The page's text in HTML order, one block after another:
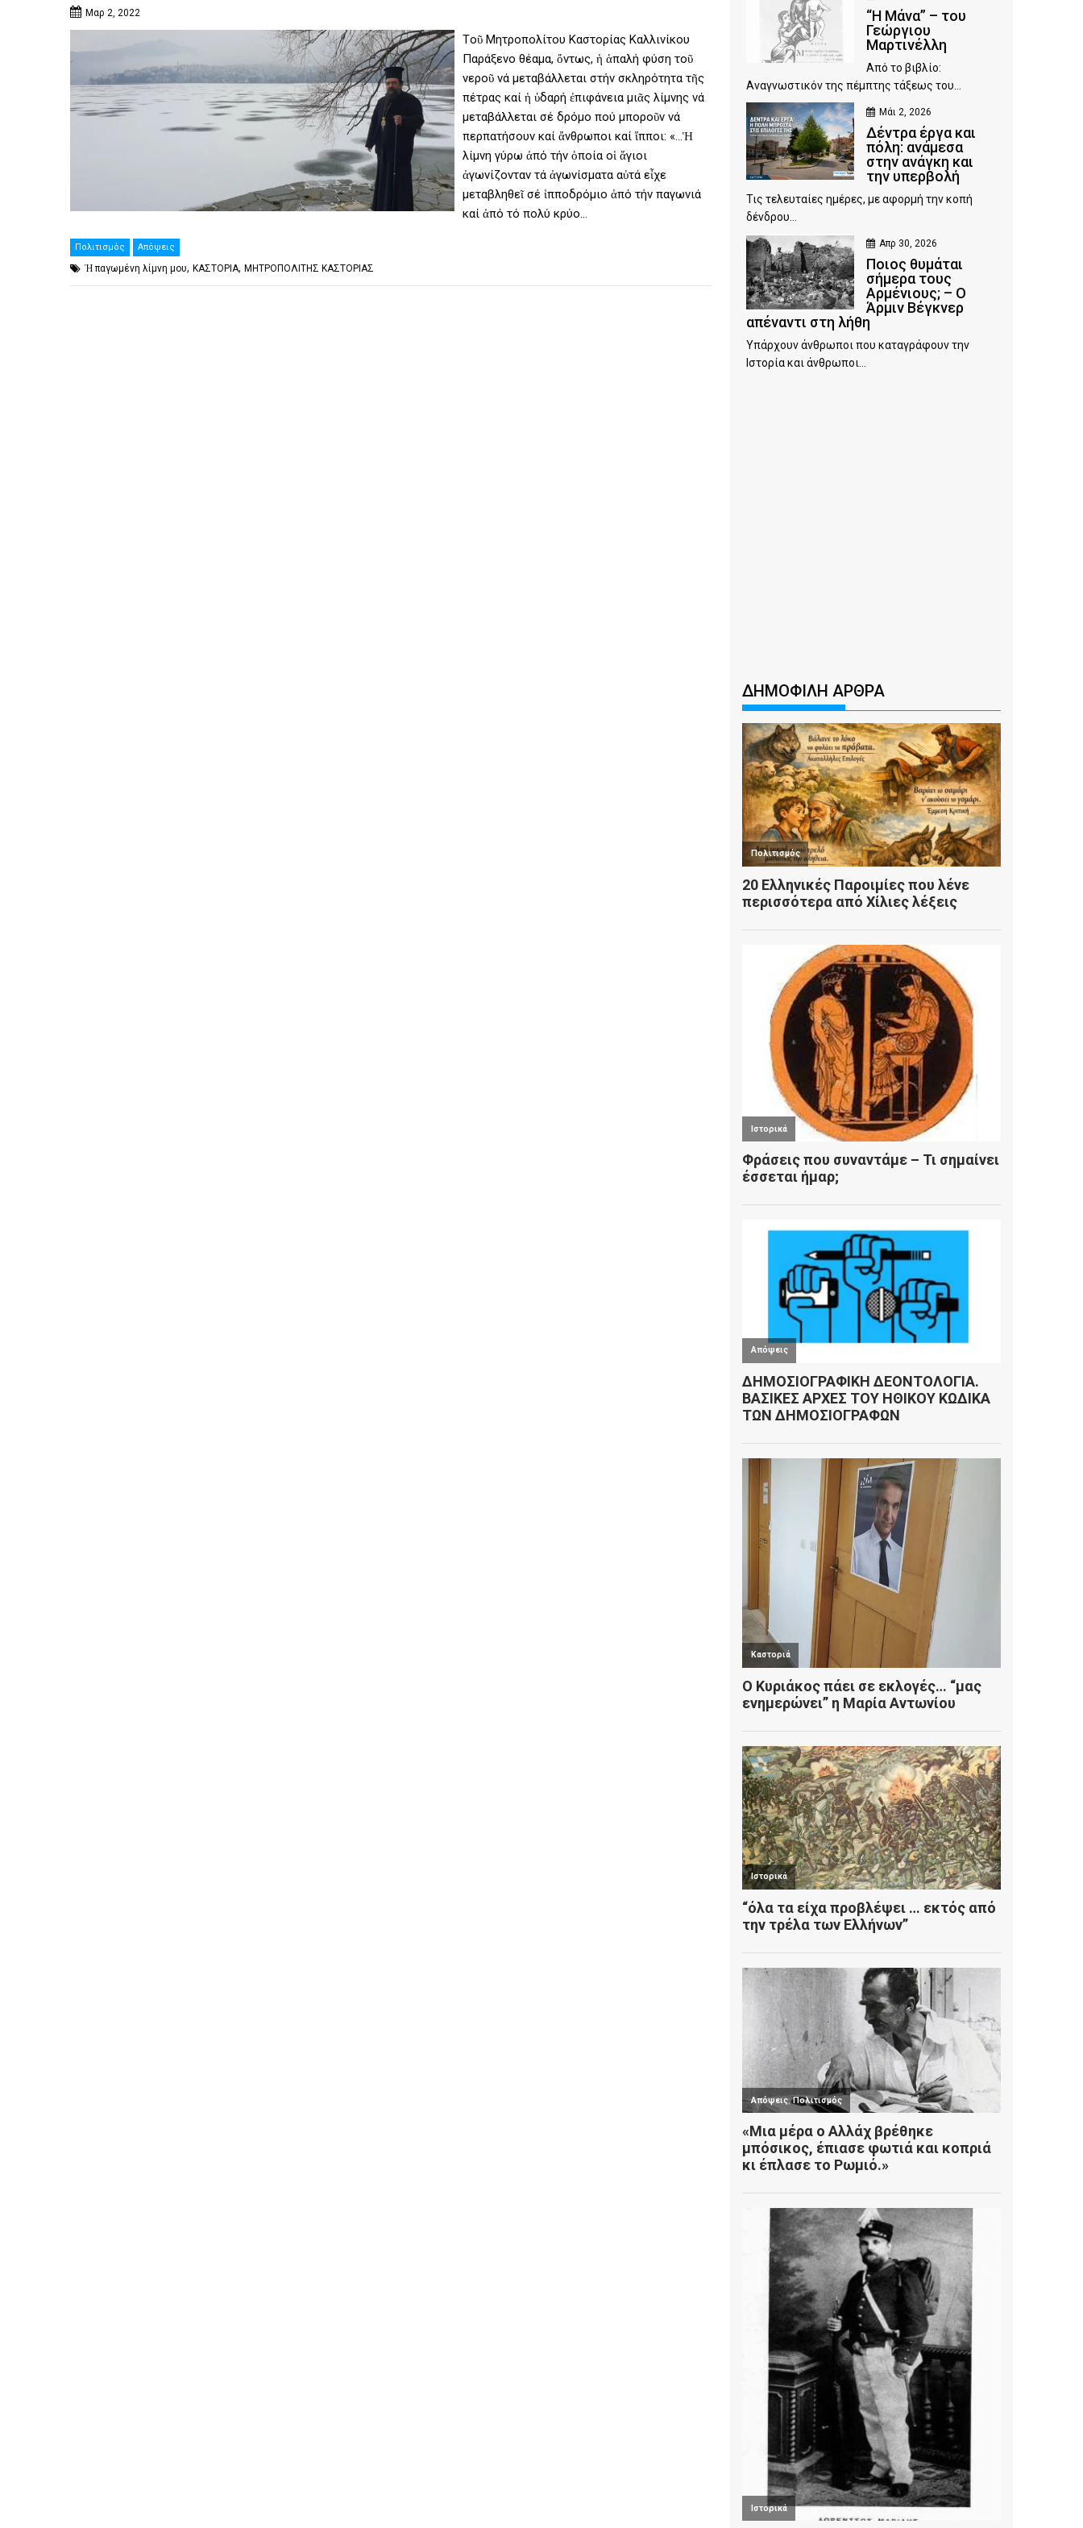
Μαρ 2, 2022
Tοῦ Μητροπολίτου Καστορίας Καλλινίκου
Παράξενο θέαμα, ὄντως, ἡ ἁπαλή φύση τοῦ
νεροῦ νά μεταβάλλεται στήν σκληρότητα τῆς
πέτρας καί ἡ ὑδαρή ἐπιφάνεια μιᾶς λίμνης νά
μεταβάλλεται σέ δρόμο πού μποροῦν νά
περπατήσουν καί ἄνθρωποι καί ἵπποι: «…Ἡ
λίμνη γύρω ἀπό τήν ὁποία οἱ ἅγιοι
ἀγωνίζονταν τά ἀγωνίσματα αὐτά εἶχε
μεταβληθεῖ σέ ἱπποδρόμιο ἀπό τήν παγωνιά
καί ἀπό τό πολύ κρύο…
Πολιτισμός Απόψεις
Ἡ παγωμένη λίμνη μου, ΚΑΣΤΟΡΙΑ, ΜΗΤΡΟΠΟΛΙΤΗΣ ΚΑΣΤΟΡΙΑΣ
“Η Μάνα” – του
Γεώργιου
Μαρτινέλλη
Από το βιβλίο:
Αναγνωστικόν της πέμπτης τάξεως του...
Μάι 2, 2026
Δέντρα έργα και
πόλη: ανάμεσα
στην ανάγκη και
την υπερβολή
Τις τελευταίες ημέρες, με αφορμή την κοπή
δένδρου...
Απρ 30, 2026
Ποιος θυμάται
σήμερα τους
Αρμένιους; – Ο
Άρμιν Βέγκνερ
απέναντι στη λήθη
Υπάρχουν άνθρωποι που καταγράφουν την
Ιστορία και άνθρωποι...
ΔΗΜΟΦΙΛΗ ΑΡΘΡΑ